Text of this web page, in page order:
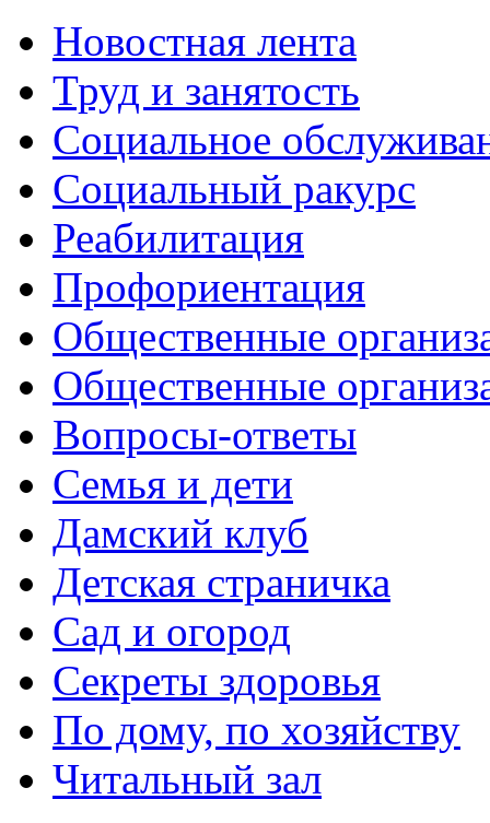
Новостная лента
Труд и занятость
Социальное
Социальный ракурс
Реабилитация
Профориентация
Общественные
Общественные
Вопросы-ответы
Семья и дети
Дамский клуб
Детская страничка
Сад и огород
Секреты здоровья
По дому, по хозяйству
Читальный зал